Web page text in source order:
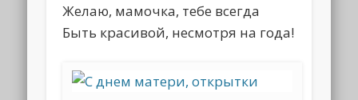
Желаю, мамочка, тебе всегда
Быть красивой, несмотря на года!